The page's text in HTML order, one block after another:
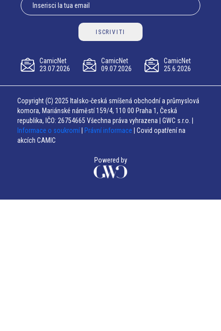
ISCRIVITI
CamicNet
23.07.2026
CamicNet
09.07.2026
CamicNet
25.6.2026
Copyright (C) 2025 Italsko-česká smíšená obchodní a průmyslová
komora, Mariánské náměstí 159/4, 110 00 Praha 1, Česká
republika, IČO: 26754665 Všechna práva vyhrazena | GWC s.r.o. |
Informace o soukromí
Právní informace | Covid opatření na
akcích CAMIC
Powered by